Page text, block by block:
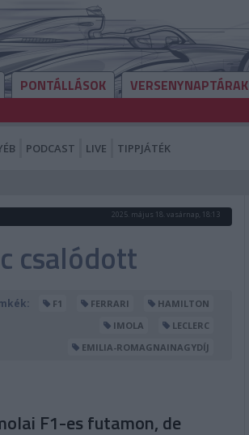
PONTÁLLÁSOK VERSENYNAPTÁRAK
PODCAST LIVE TIPPJÁTÉK
2025. május 18. vasárnap, 18:13
csalódott
F1 FERRARI
HAMILTON
IMOLA
LECLERC
EMILIA-ROMAGNAINAGYDÍJ
F1-es futamon, de